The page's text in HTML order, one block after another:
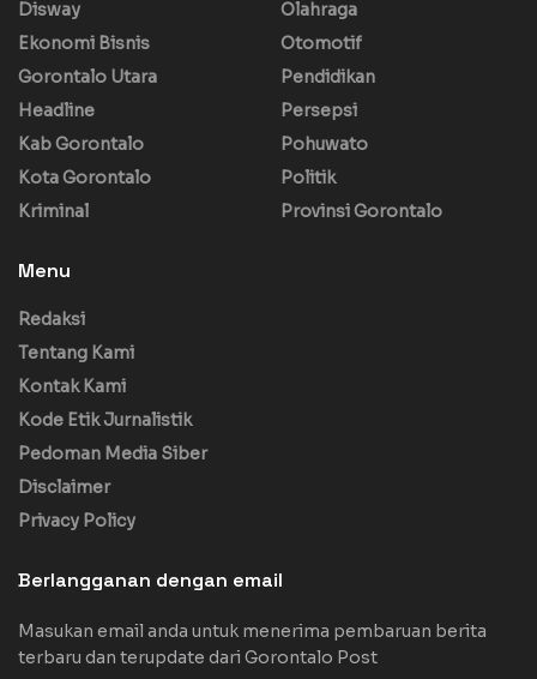
Disway
Ekonomi Bisnis
Gorontalo Utara
Headline
Kab Gorontalo
Kota Gorontalo
Kriminal
Olahraga
Otomotif
Pendidikan
Persepsi
Pohuwato
Politik
Provinsi Gorontalo
Menu
Redaksi
Tentang Kami
Kontak Kami
Kode Etik Jurnalistik
Pedoman Media Siber
Disclaimer
Privacy Policy
Berlangganan dengan email
Masukan email anda untuk menerima pembaruan berita
terbaru dan terupdate dari Gorontalo Post